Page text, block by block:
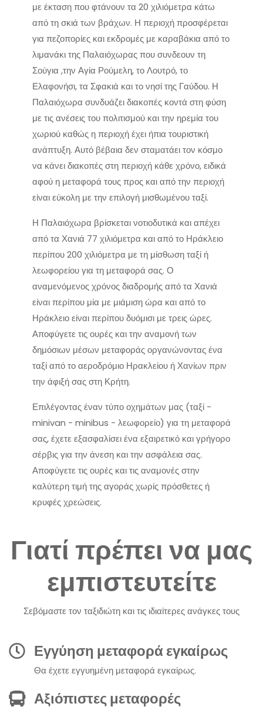
με έκταση που φτάνουν τα 20 χιλιόμετρα κάτω
από τη σκιά των βράχων. Η περιοχή προσφέρεται
για πεζοπορίες και εκδρομές με καραβάκια από το
λιμανάκι της Παλαιόχωρας που συνδεουν τη
Σούγια ,την Αγία Ρούμελη, το Λουτρό, το
Ελαφονήσι, τα Σφακιά και το νησί της Γαύδου. Η
Παλαιόχωρα συνδυάζει διακοπές κοντά στη φύση
με τις ανέσεις του πολιτισμού και την ηρεμία του
χωριού καθώς η περιοχή έχει ήπια τουριστική
ανάπτυξη. Αυτό βέβαια δεν σταματάει τον κόσμο
να κάνει διακοπές στη περιοχή κάθε χρόνο, ειδικά
αφού η μεταφορά τους προς και από την περιοχή
είναι εύκολη με την επιλογή μισθωμένου ταξί.
Η Παλαιόχωρα βρίσκεται νοτιοδυτικά και απέχει
από τα Χανιά 77 χιλιόμετρα και από το Ηράκλειο
περίπου 200 χιλιόμετρα με τη μίσθωση ταξί ή
λεωφορείου για τη μεταφορά σας. Ο
αναμενόμενος χρόνος διαδρομής από τα Χανιά
είναι περίπου μία με μιάμιση ώρα και από το
Ηράκλειο είναι περίπου δυόμισι με τρεις ώρες.
Αποφύγετε τις ουρές και την αναμονή των
δημόσιων μέσων μεταφοράς οργανώνοντας ένα
ταξί από το αεροδρόμιο Ηρακλείου ή Χανίων πριν
την άφιξή σας στη Κρήτη.
Επιλέγοντας έναν τύπο οχημάτων μας (ταξί -
minivan - minibus - λεωφορείο) για τη μεταφορά
σας, έχετε εξασφαλίσει ένα εξαιρετικό και γρήγορο
σέρβις για την άνεση και την ασφάλεια σας.
Αποφύγετε τις ουρές και τις αναμονές στην
καλύτερη τιμή της αγοράς χωρίς πρόσθετες ή
κρυφές χρεώσεις.
Γιατί πρέπει να μας
εμπιστευτείτε
Σεβόμαστε τον ταξιδιώτη και τις ιδιαίτερες ανάγκες τους
Εγγύηση μεταφορά εγκαίρως
Θα έχετε εγγυημένη μεταφορά εγκαίρως.
Αξιόπιστες μεταφορές